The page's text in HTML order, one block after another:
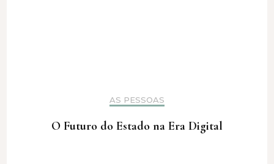
AS PESSOAS
O Futuro do Estado na Era Digital